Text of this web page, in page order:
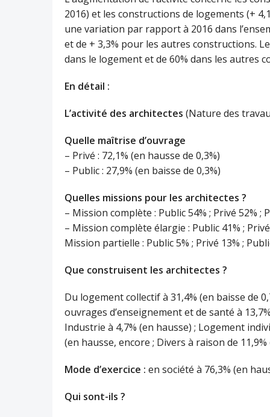
2016) et les constructions de logements (+
une variation par rapport à 2016 dans
et de + 3,3% pour les autres constructions.
dans le logement et de 60% dans les autres
En détail :
L’activité des architectes (Nature des
Quelle maîtrise d’ouvrage
– Privé : 72,1% (en hausse de 0,3%)
– Public : 27,9% (en baisse de 0,3%)
Quelles missions pour les architectes ?
– Mission complète : Public 54% ; Privé 52% ;
– Mission complète élargie : Public 41% ;
Mission partielle : Public 5% ; Privé 13% ;
Que construisent les architectes ?
Du logement collectif à 31,4% (en baisse de
ouvrages d’enseignement et de santé à
Industrie à 4,7% (en hausse) ; Logement
(en hausse, encore ; Divers à raison de 11,9%
Mode d’exercice : en société à 76,3% (en
Qui sont-ils ?